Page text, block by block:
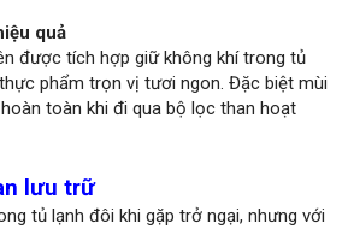
quả
được tích hợp giữ không khí trong tủ
phẩm trọn vị tươi ngon. Đặc biệt mùi
toàn khi đi qua bộ lọc than hoạt
lưu trữ
tủ lạnh đôi khi gặp trở ngại, nhưng với